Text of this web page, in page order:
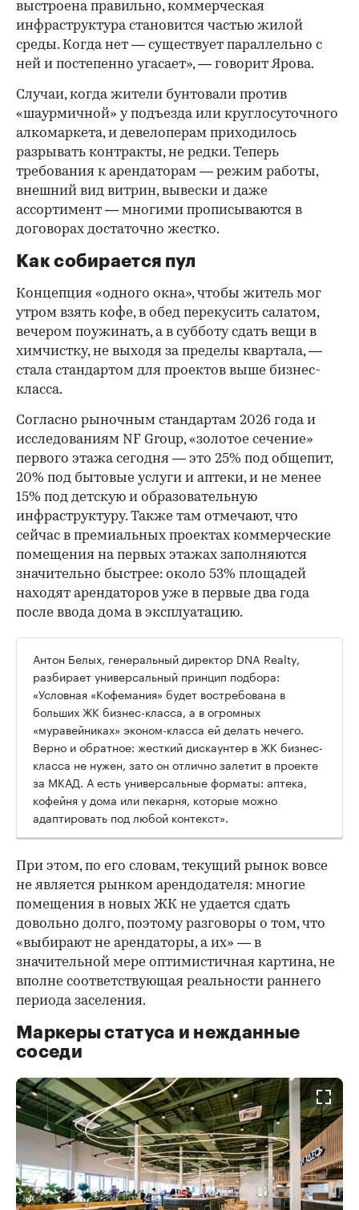
выстроена правильно, коммерческая
инфраструктура становится частью жилой
среды. Когда нет — существует параллельно с
ней и постепенно угасает», — говорит Ярова.
Случаи, когда жители бунтовали против
«шаурмичной» у подъезда или круглосуточного
алкомаркета, и девелоперам приходилось
разрывать контракты, не редки. Теперь
требования к арендаторам — режим работы,
внешний вид витрин, вывески и даже
ассортимент — многими прописываются в
договорах достаточно жестко.
Как собирается пул
Концепция «одного окна», чтобы житель мог
утром взять кофе, в обед перекусить салатом,
вечером поужинать, а в субботу сдать вещи в
химчистку, не выходя за пределы квартала, —
стала стандартом для проектов выше бизнес-
класса.
Согласно рыночным стандартам 2026 года и
исследованиям NF Group, «золотое сечение»
первого этажа сегодня — это 25% под общепит,
20% под бытовые услуги и аптеки, и не менее
15% под детскую и образовательную
инфраструктуру. Также там отмечают, что
сейчас в премиальных проектах коммерческие
помещения на первых этажах заполняются
значительно быстрее: около 53% площадей
находят арендаторов уже в первые два года
после ввода дома в эксплуатацию.
Антон Белых, генеральный директор DNA Realty,
разбирает универсальный принцип подбора:
«Условная «Кофемания» будет востребована в
больших ЖК бизнес-класса, а в огромных
«муравейниках» эконом-класса ей делать нечего.
Верно и обратное: жесткий дискаунтер в ЖК бизнес-
класса не нужен, зато он отлично залетит в проекте
за МКАД. А есть универсальные форматы: аптека,
кофейня у дома или пекарня, которые можно
адаптировать под любой контекст».
При этом, по его словам, текущий рынок вовсе
не является рынком арендодателя: многие
помещения в новых ЖК не удается сдать
довольно долго, поэтому разговоры о том, что
«выбирают не арендаторы, а их» — в
значительной мере оптимистичная картина, не
вполне соответствующая реальности раннего
периода заселения.
Маркеры статуса и нежданные
соседи